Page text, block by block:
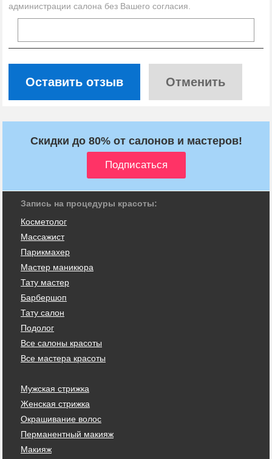
администрации салона без Вашего согласия.
Оставить отзыв Отменить
Скидки до 80% от салонов и мастеров!
Запись на процедуры красоты:
Косметолог
Массажист
Парикмахер
Мастер маникюра
Тату мастер
Барбершоп
Тату салон
Подолог
Все салоны красоты
Все мастера красоты
Мужская стрижка
Женская стрижка
Окрашивание волос
Перманентный макияж
Макияж